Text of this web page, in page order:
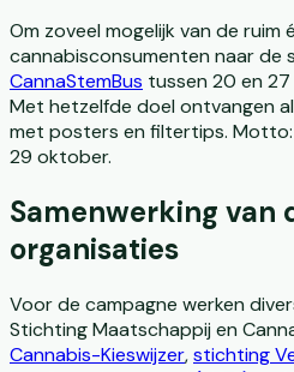
Om zoveel mogelijk van de ruim
cannabisconsumenten naar de
CannaStemBus tussen 20 en
Met hetzelfde doel ontvangen
met posters en filtertips.
29 oktober.
Samenwerking van
organisaties
Voor de campagne werken
Stichting Maatschappij en
Cannabis-Kieswijzer,stichting